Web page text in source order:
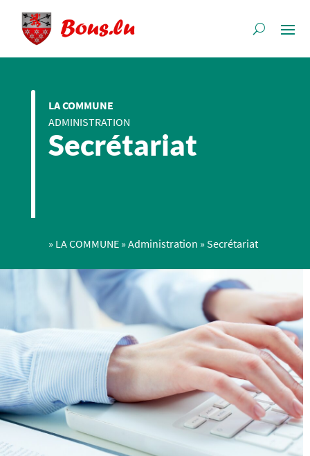
LA COMMUNE
ADMINISTRATION
Secrétariat
» LA COMMUNE » Administration » Secrétariat